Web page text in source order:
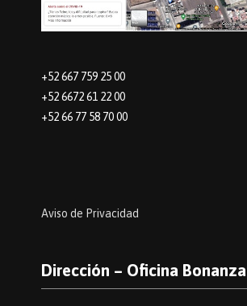
+52 667 759 25 00
+52 6672 61 22 00
+52 66 77 58 70 00
Aviso de Privacidad
Dirección – Oficina Bonanza